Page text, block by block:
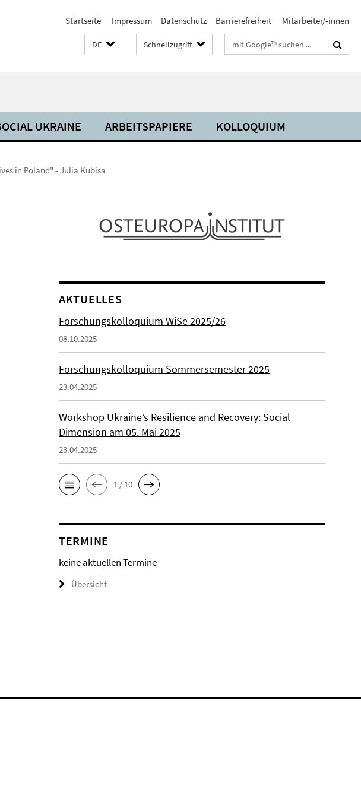
Startseite Impressum Datenschutz Barrierefreiheit Mitarbeiter/-innen
DE Schnellzugriff Suchbegriffe
UKRAINE ARBEITSPAPIERE KOLLOQUIUM
in Poland" - Julia Kubisa
AKTUELLES
Forschungskolloquium WiSe 2025/26
08.10.2025
Forschungskolloquium Sommersemester 2025
23.04.2025
Workshop Ukraine’s Resilience and Recovery: Social
Dimension am 05. Mai 2025
23.04.2025
1 / 10
TERMINE
keine aktuellen Termine
Übersicht